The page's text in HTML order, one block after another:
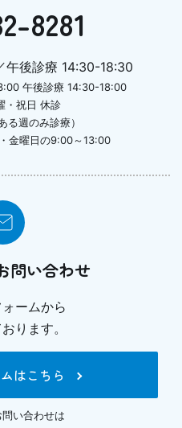
8281
後診療 14:30-18:30
午後診療 14:30-18:00
・祝日 休診
る週のみ診療）
金曜日の9:00～13:00
問い合わせ
ームから
ります。
はこちら
い合わせは